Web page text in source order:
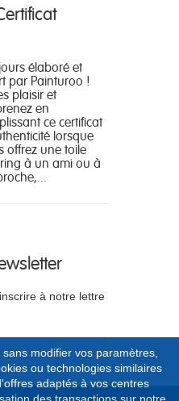
élaboré et
par Painturoo !
plaisir et
en
ce certificat
lorsque
offrez une toile
à un ami ou à
à notre lettre
modifier vos paramètres,
ou technologies similaires
adaptés à vos centres